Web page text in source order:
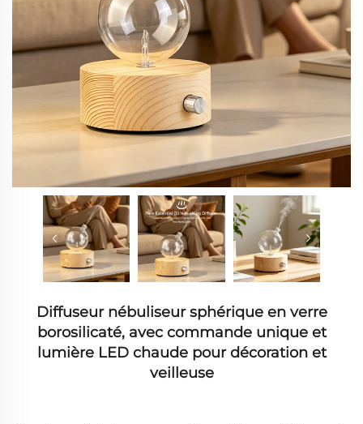
Diffuseur nébuliseur sphérique en verre
borosilicaté, avec commande unique et
lumière LED chaude pour décoration et
veilleuse